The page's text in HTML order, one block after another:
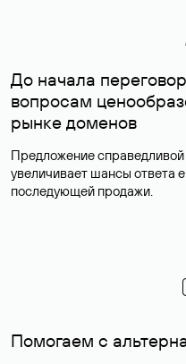
До начала
вопросам
рынке доменов
Предложение
увеличивает шансы ответа
последующей продажи.
Помогаем с